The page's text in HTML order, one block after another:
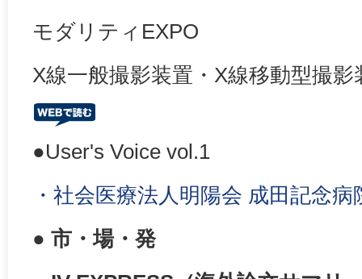
モダリティEXPO
X線一般撮影装置・X線移動型撮
●User's Voice vol.1
・社会医療法人明陽会 成田記念病
● 市・場・発